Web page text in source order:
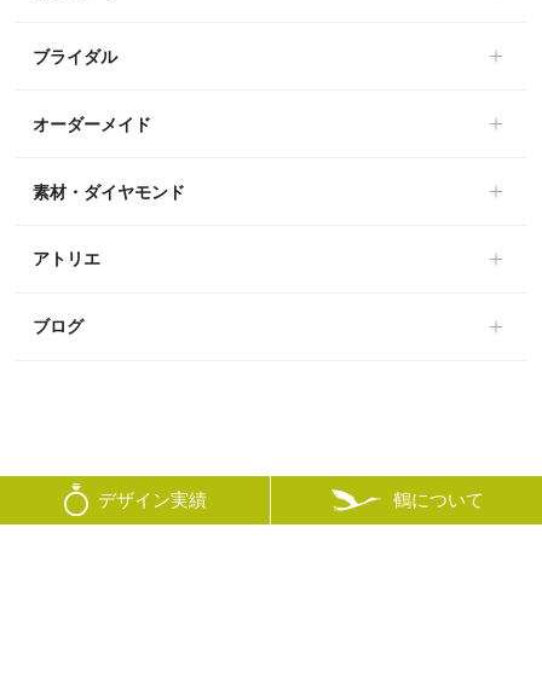
デザイン実績 鶴について
ブライダル
オーダーメイド
素材・ダイヤモンド
アトリエ
ブログ